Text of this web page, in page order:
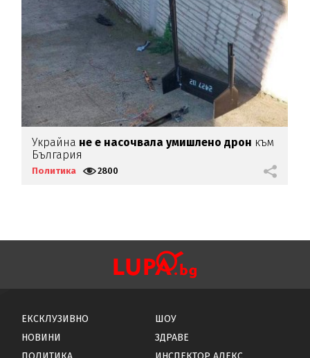
Украйна не е насочвала умишлено дрон към
България
Политика 2800
ЕКСКЛУЗИВНО
НОВИНИ
ШОУ
ЗДРАВЕ